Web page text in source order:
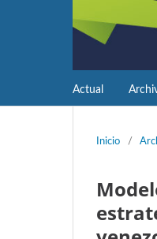
Actual
Inicio /